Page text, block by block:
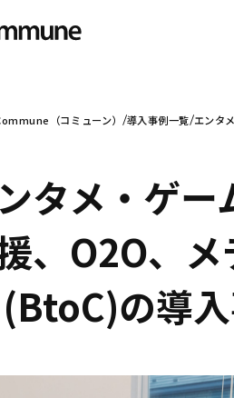
（コミューン） 導入事例一覧 エンタ
タメ・ゲ
、O2O、
の導